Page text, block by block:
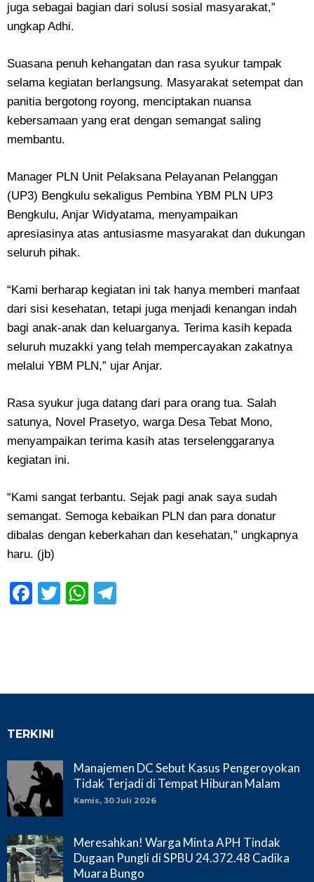
juga sebagai bagian dari solusi sosial masyarakat,”
ungkap Adhi.
Suasana penuh kehangatan dan rasa syukur tampak
selama kegiatan berlangsung. Masyarakat setempat dan
panitia bergotong royong, menciptakan nuansa
kebersamaan yang erat dengan semangat saling
membantu.
Manager PLN Unit Pelaksana Pelayanan Pelanggan
(UP3) Bengkulu sekaligus Pembina YBM PLN UP3
Bengkulu, Anjar Widyatama, menyampaikan
apresiasinya atas antusiasme masyarakat dan dukungan
seluruh pihak.
“Kami berharap kegiatan ini tak hanya memberi manfaat
dari sisi kesehatan, tetapi juga menjadi kenangan indah
bagi anak-anak dan keluarganya. Terima kasih kepada
seluruh muzakki yang telah mempercayakan zakatnya
melalui YBM PLN,” ujar Anjar.
Rasa syukur juga datang dari para orang tua. Salah
satunya, Novel Prasetyo, warga Desa Tebat Mono,
menyampaikan terima kasih atas terselenggaranya
kegiatan ini.
“Kami sangat terbantu. Sejak pagi anak saya sudah
semangat. Semoga kebaikan PLN dan para donatur
dibalas dengan keberkahan dan kesehatan,” ungkapnya
haru. (jb)
Facebook
TwitterWhatsApp
TERKINI
Manajemen DC Sebut Kasus Pengeroyokan
Tidak Terjadi di Tempat Hiburan Malam
Kamis, 30 Juli 2026
Meresahkan! Warga Minta APH Tindak
Dugaan Pungli di SPBU 24.372.48 Cadika
Muara Bungo